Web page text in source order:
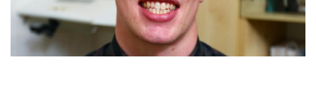
TV Program
Škola vaření